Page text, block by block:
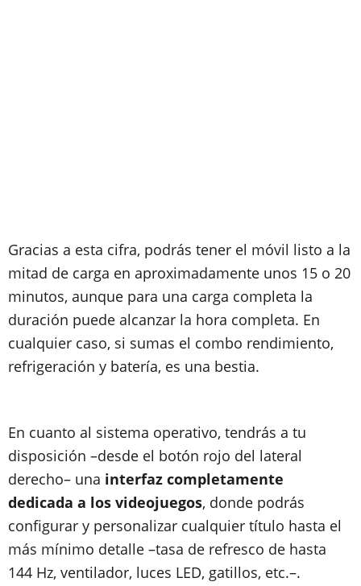
Gracias a esta cifra, podrás tener el móvil listo a la
mitad de carga en aproximadamente unos 15 o 20
minutos, aunque para una carga completa la
duración puede alcanzar la hora completa. En
cualquier caso, si sumas el combo rendimiento,
refrigeración y batería, es una bestia.
En cuanto al sistema operativo, tendrás a tu
disposición –desde el botón rojo del lateral
derecho– una interfaz completamente
dedicada a los videojuegos, donde podrás
configurar y personalizar cualquier título hasta el
más mínimo detalle –tasa de refresco de hasta
144 Hz, ventilador, luces LED, gatillos, etc.–.